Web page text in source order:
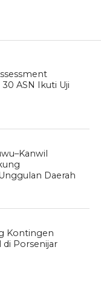
ASN Ikuti Uji
Daerah
Kontingen
di Porsenijar